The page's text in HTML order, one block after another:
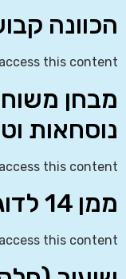
הכוונה
this content
מבחן
נוסחאות
this content
ממן 14 לדוגמה
this content